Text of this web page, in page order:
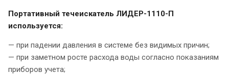
Портативный течеискатель ЛИДЕР-1110-П
используется:
— при падении давления в системе без видимых причин;
— при заметном росте расхода воды согласно показаниям
приборов учета;